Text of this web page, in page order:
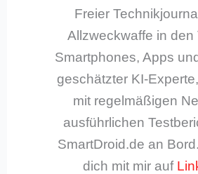
Freier
Allzweckwaffe in den
Smartphones, Apps
geschätzter KI-
mit regelmäßigen
ausführlichen
SmartDroid.de an
dich mit mir auf